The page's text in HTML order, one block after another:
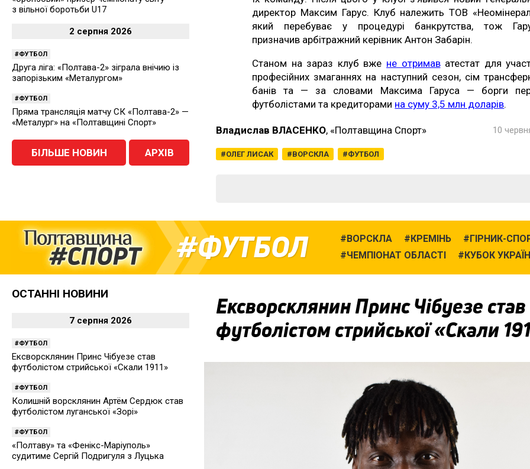
директор Максим Гарус. Клуб належить ТОВ
який перебуває у процедурі банкрутства, тож
призначив арбітражний керівник Антон Забарін.
Станом на зараз клуб вже не отримаватестат для
професійних змаганнях на наступний сезон, сім
банів та — за словами Максима Гаруса — борги
футболістами та кредиторами на суму 3,5 млн доларів.
Владислав ВЛАСЕНКО, «Полтавщина Спорт»
ОЛЕГ ЛИСАК ВОРСКЛА ФУТБОЛ
10
з вільної боротьби U17
2 серпня 2026
ФУТБОЛ
Друга ліга: «Полтава-2» зіграла внічию із
запорізьким «Металургом»
ФУТБОЛ
Пряма трансляція матчу СК «Полтава-2» —
«Металург» на «Полтавщині Спорт»
БІЛЬШЕ НОВИН АРХІВ
ФУТБОЛ ВОРСКЛА КРЕМІНЬ
ГІРНИК-
ЧЕМПІОНАТ ОБЛАСТІ
КУБОК
Ексворсклянин Принс Чібуезе став
футболістом стрийської «Скали
ОСТАННІ НОВИНИ
7 серпня 2026
ФУТБОЛ
Ексворсклянин Принс Чібуезе став
футболістом стрийської «Скали 1911»
ФУТБОЛ
Колишній ворсклянин Артём Сердюк став
футболістом луганської «Зорі»
ФУТБОЛ
«Полтаву» та «Фенікс-Маріуполь»
судитиме Сергій Подригуля з Луцька